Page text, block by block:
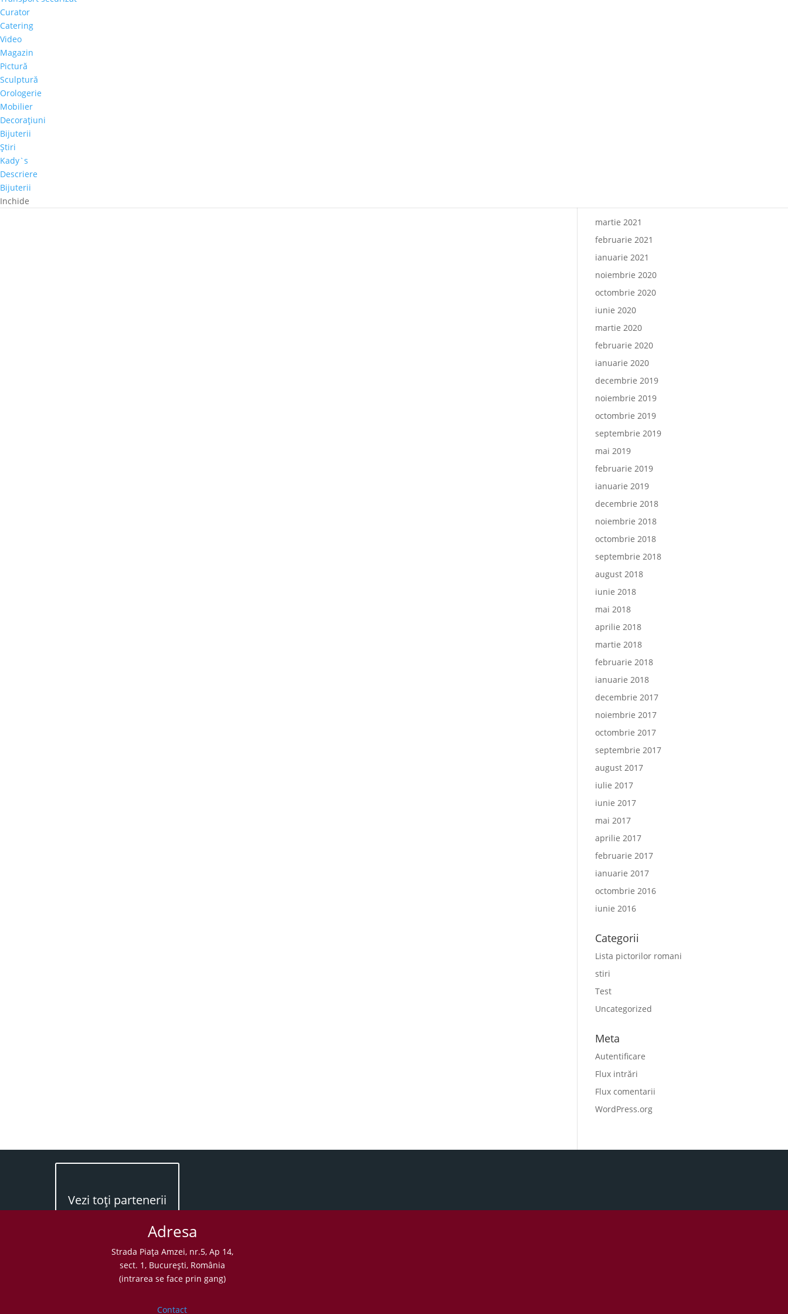
Curator
Catering
Video
Magazin
Pictură
Sculptură
Orologerie
Mobilier
Decoraţiuni
Bijuterii
Ştiri
Kady`s
Descriere
Bijuterii
Inchide
martie 2021
februarie 2021
ianuarie 2021
noiembrie 2020
octombrie 2020
iunie 2020
martie 2020
februarie 2020
ianuarie 2020
decembrie 2019
noiembrie 2019
octombrie 2019
septembrie 2019
mai 2019
februarie 2019
ianuarie 2019
decembrie 2018
noiembrie 2018
octombrie 2018
septembrie 2018
august 2018
iunie 2018
mai 2018
aprilie 2018
martie 2018
februarie 2018
ianuarie 2018
decembrie 2017
noiembrie 2017
octombrie 2017
septembrie 2017
august 2017
iulie 2017
iunie 2017
mai 2017
aprilie 2017
februarie 2017
ianuarie 2017
octombrie 2016
iunie 2016
Categorii
Lista pictorilor romani
stiri
Test
Uncategorized
Meta
Autentificare
Flux intrări
Flux comentarii
WordPress.org
Vezi toţi partenerii
Adresa
Strada Piaţa Amzei, nr.5, Ap 14,
sect. 1, Bucureşti, România
(intrarea se face prin gang)
Contact